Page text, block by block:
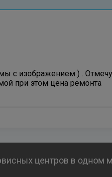
с изображением ) . Отмечу
при этом цена ремонта
центров в одном